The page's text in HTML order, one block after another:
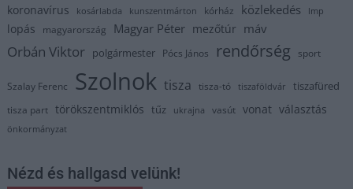
koronavírus kosárlabda kunszentmárton kórház közlekedés lmp
lopás magyarország Magyar Péter mezőtúr máv
Orbán Viktor polgármester Pócs János rendőrség sport
Szalay Ferenc Szolnok tisza tisza-tó tiszaföldvár tiszafüred
tisza part törökszentmiklós tűz ukrajna vasút vonat választás
önkormányzat
Nézd és hallgasd velünk!